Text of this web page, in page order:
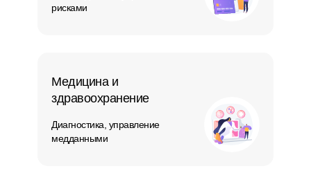
рисками
Медицина и
здравоохранение
Диагностика, управление
медданными